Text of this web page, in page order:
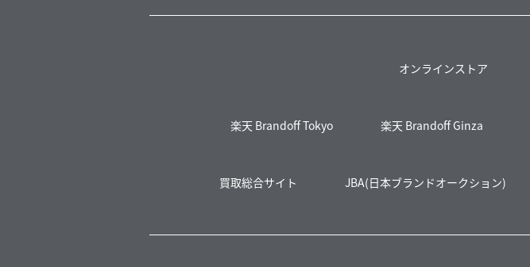
オンラインストア
楽天 Brandoff Tokyo 楽天 Brandoff Ginza
買取総合サイト JBA(日本ブランドオークション)